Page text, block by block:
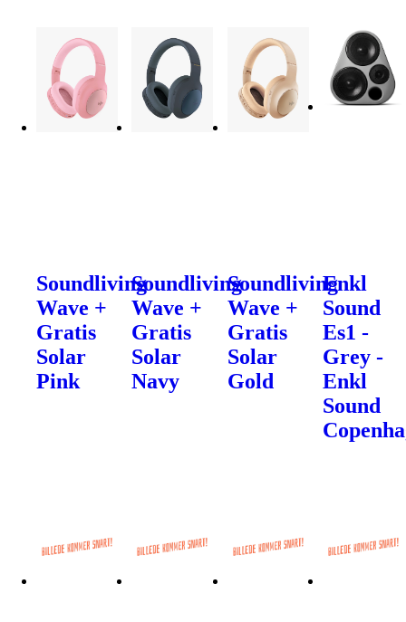
Soundliving
Wave +
Gratis
Solar
Pink
Soundliving
Wave +
Gratis
Solar
Navy
Soundliving
Wave +
Gratis
Solar
Gold
Enkl
Sound
Es1 -
Grey -
Enkl
Sound